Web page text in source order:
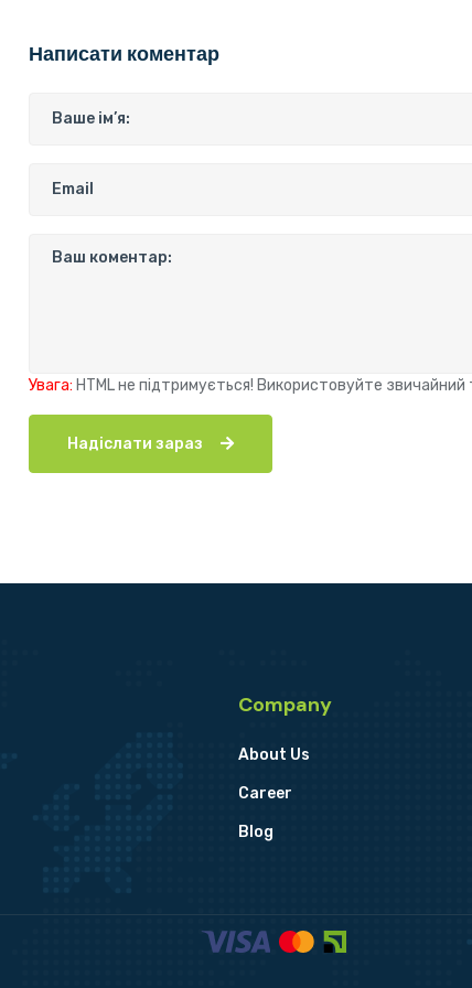
Написати коментар
Увага: HTML не підтримується! Використовуйте звичайний
Надіслати зараз
Company
About Us
Career
Blog